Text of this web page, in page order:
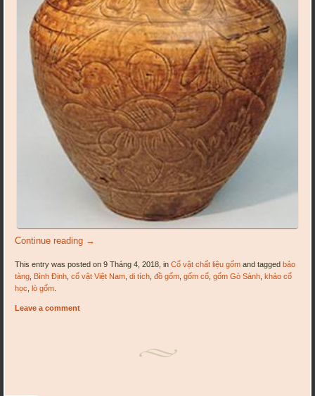
Continue reading →
This entry was posted on 9 Tháng 4, 2018, inCổ vật chất liệu gốm and taggedbảo
tàng Bình Định ,cổ vật Việt Nam ,di tích ,đồ gốm ,gốm cổ ,gốm Gò Sành ,khảo cổ
học ,lò gốm
Leave a comment